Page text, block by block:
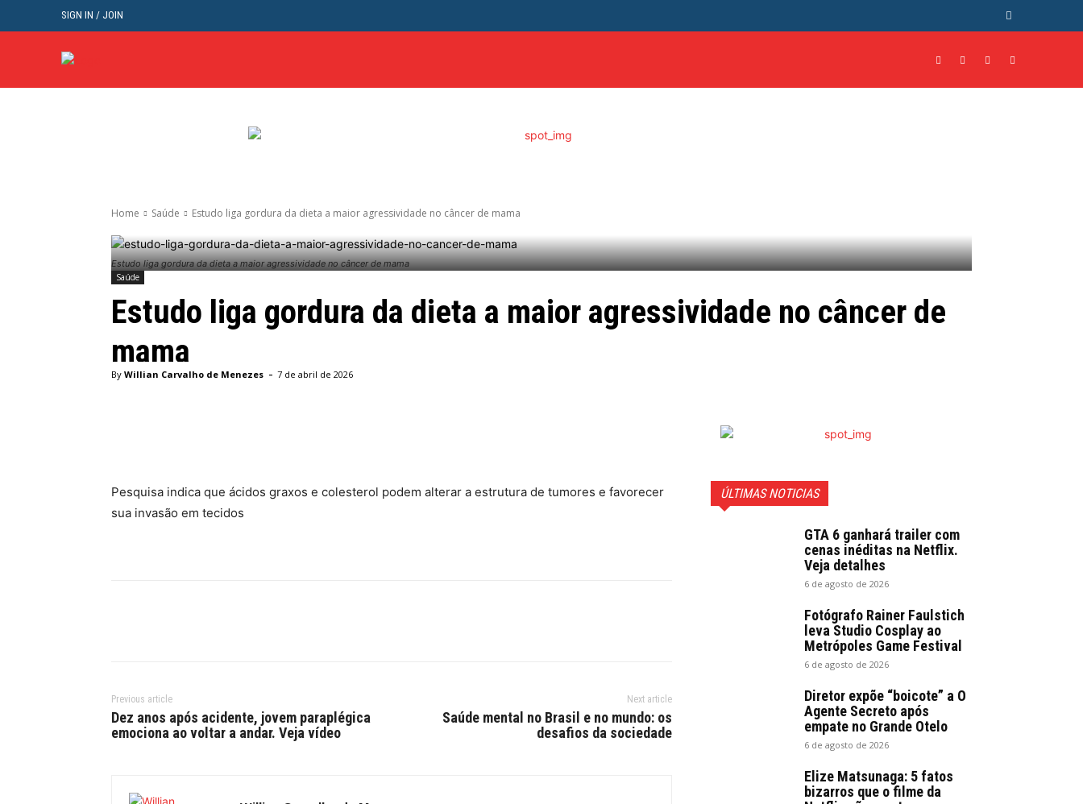
SIGN IN / JOIN
Home Saúde Estudo liga gordura da dieta a maior agressividade no câncer de mama
Estudo liga gordura da dieta a maior agressividade no câncer de mama
Saúde
Estudo liga gordura da dieta a maior agressividade no câncer de
mama
By Willian Carvalho de Menezes - 7 de abril de 2026
Pesquisa indica que ácidos graxos e colesterol podem alterar a estrutura de tumores e favorecer
sua invasão em tecidos
Previous article
Dez anos após acidente, jovem paraplégica
emociona ao voltar a andar. Veja vídeo
Next article
Saúde mental no Brasil e no mundo: os
desafios da sociedade
ÚLTIMAS NOTICIAS
GTA 6 ganhará trailer com
cenas inéditas na Netflix.
Veja detalhes
6 de agosto de 2026
Fotógrafo Rainer Faulstich
leva Studio Cosplay ao
Metrópoles Game Festival
6 de agosto de 2026
Diretor expõe “boicote” a O
Agente Secreto após
empate no Grande Otelo
6 de agosto de 2026
Elize Matsunaga: 5 fatos
bizarros que o filme da